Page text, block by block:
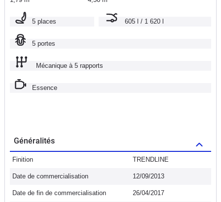
5 places 605 l / 1 620 l
5 portes
Mécanique à 5 rapports
Essence
Généralités
Finition TRENDLINE
Date de commercialisation 12/09/2013
Date de fin de commercialisation 26/04/2017